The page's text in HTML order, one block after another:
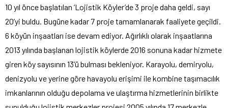
10 yıl önce başlatılan ‘Lojistik Köyler’de 3 proje daha geldi, sayı
20’yi buldu. Bugüne kadar 7 proje tamamlanarak faaliyete geçildi.
6 köyün inşaatları ise devam ediyor. Ağırlıklı olarak inşaatlarına
2013 yılında başlanan lojistik köylerde 2016 sonuna kadar hizmete
giren köy sayısının 13’ü bulması bekleniyor. Karayolu, demiryolu,
denizyolu ve yerine göre havayolu erişimi ile kombine taşımacılık
imkanlarının olduğu depolama ve ulaştırma hizmetlerinin birlikte